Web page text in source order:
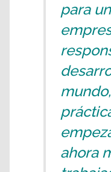
para
ahora